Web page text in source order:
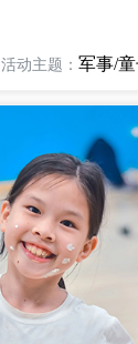
活动主题：军事/童子